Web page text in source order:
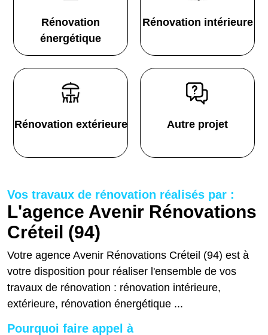
Rénovation
énergétique
Rénovation intérieure
Rénovation extérieure Autre projet
Vos travaux de rénovation réalisés par :
L'agence Avenir Rénovations
Créteil (94)
Votre agence Avenir Rénovations Créteil (94) est à
votre disposition pour réaliser l'ensemble de vos
travaux de rénovation : rénovation intérieure,
extérieure, rénovation énergétique ...
Pourquoi faire appel à